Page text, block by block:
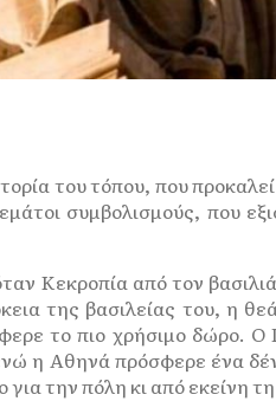
του τόπου, που
συμβολισμούς, που
Κεκροπία από τον
της βασιλείας του, η
το πιο χρήσιμο δώρο.
η Αθηνά πρόσφερε ένα
την πόλη κι από εκείνη